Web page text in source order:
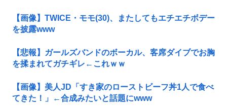
【画像】TWICE・モモ(30)、またしてもエチエチボデー
を披露www
【悲報】ガールズバンドのボーカル、客席ダイブでお胸
を揉まれてガチギレ←これｗｗ
【画像】美人JD「すき家のローストビーフ丼1人で食べ
てきた！」←合成みたいと話題にwww